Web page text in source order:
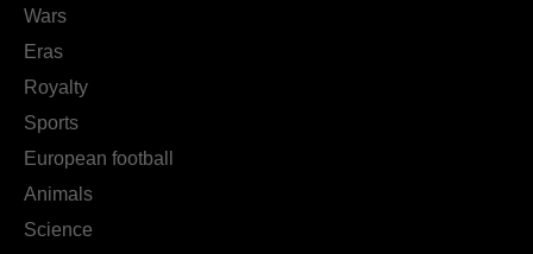
Wars
Eras
Royalty
Sports
European football
Animals
Science